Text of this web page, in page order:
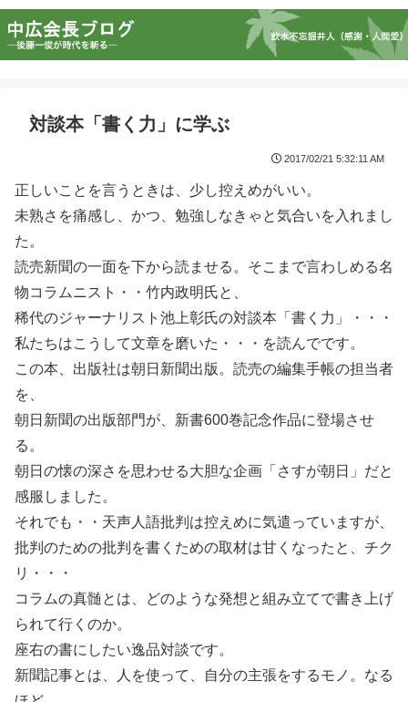
対談本「書く力」に学ぶ
2017/02/21 5:32:11 AM
正しいことを言うときは、少し控えめがいい。
未熟さを痛感し、かつ、勉強しなきゃと気合いを入れまし
た。
読売新聞の一面を下から読ませる。そこまで言わしめる名
物コラムニスト・・竹内政明氏と、
稀代のジャーナリスト池上彰氏の対談本「書く力」・・・
私たちはこうして文章を磨いた・・・を読んでです。
この本、出版社は朝日新聞出版。読売の編集手帳の担当者
を、
朝日新聞の出版部門が、新書600巻記念作品に登場させ
る。
朝日の懐の深さを思わせる大胆な企画「さすが朝日」だと
感服しました。
それでも・・天声人語批判は控えめに気遣っていますが、
批判のための批判を書くための取材は甘くなったと、チク
リ・・・
コラムの真髄とは、どのような発想と組み立てで書き上げ
られて行くのか。
座右の書にしたい逸品対談です。
新聞記事とは、人を使って、自分の主張をするモノ。なる